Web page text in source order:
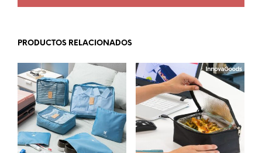
PRODUCTOS RELACIONADOS